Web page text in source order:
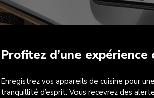
Profitez d’une expérience
Enregistrez vos appareils de cuisine pour
tranquillité d’esprit. Vous recevrez des